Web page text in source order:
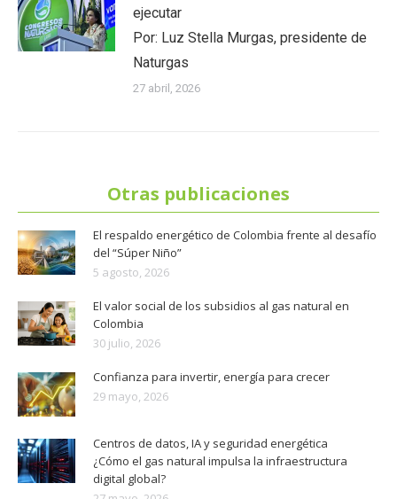
ejecutar
Por: Luz Stella Murgas, presidente de
Naturgas
27 abril, 2026
Otras publicaciones
El respaldo energético de Colombia frente al desafío
del “Súper Niño”
5 agosto, 2026
El valor social de los subsidios al gas natural en
Colombia
30 julio, 2026
Confianza para invertir, energía para crecer
29 mayo, 2026
Centros de datos, IA y seguridad energética
¿Cómo el gas natural impulsa la infraestructura
digital global?